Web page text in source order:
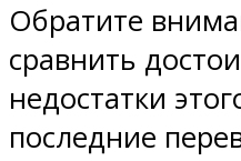
Обратите
сравнить
недостатки
последние